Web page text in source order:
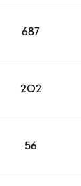
687
202
56